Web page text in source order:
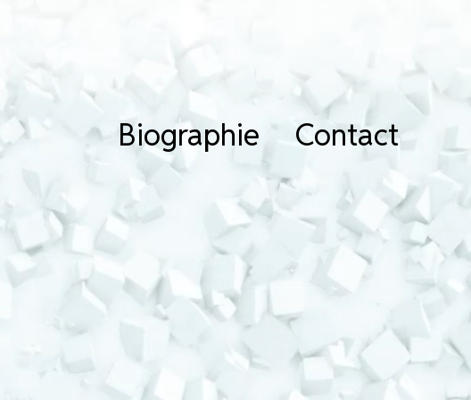
Biographie Contact